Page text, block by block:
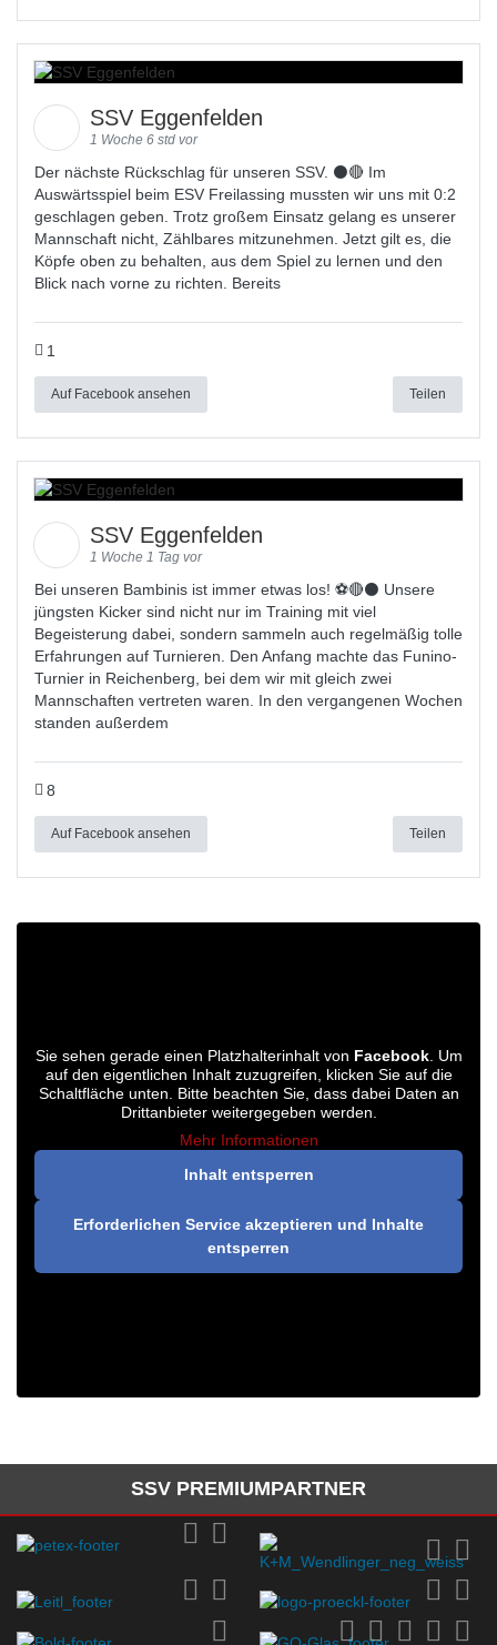
SSV Eggenfelden
1 Woche 6 std vor
Der nächste Rückschlag für unseren SSV. ⚫🔴 Im
Auswärtsspiel beim ESV Freilassing mussten wir uns mit 0:2
geschlagen geben. Trotz großem Einsatz gelang es unserer
Mannschaft nicht, Zählbares mitzunehmen. Jetzt gilt es, die
Köpfe oben zu behalten, aus dem Spiel zu lernen und den
Blick nach vorne zu richten. Bereits
1
Auf Facebook ansehen Teilen
SSV Eggenfelden
1 Woche 1 Tag vor
Bei unseren Bambinis ist immer etwas los! ⚽️🔴⚫ Unsere
jüngsten Kicker sind nicht nur im Training mit viel
Begeisterung dabei, sondern sammeln auch regelmäßig tolle
Erfahrungen auf Turnieren. Den Anfang machte das Funino-
Turnier in Reichenberg, bei dem wir mit gleich zwei
Mannschaften vertreten waren. In den vergangenen Wochen
standen außerdem
8
Auf Facebook ansehen Teilen
Sie sehen gerade einen Platzhalterinhalt von Facebook. Um
auf den eigentlichen Inhalt zuzugreifen, klicken Sie auf die
Schaltfläche unten. Bitte beachten Sie, dass dabei Daten an
Drittanbieter weitergegeben werden.
Mehr Informationen
Inhalt entsperren
Erforderlichen Service akzeptieren und Inhalte
entsperren
SSV PREMIUMPARTNER